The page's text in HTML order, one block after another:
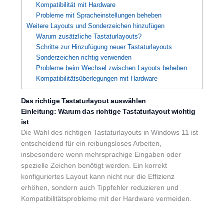
Kompatibilität mit Hardware
Probleme mit Spracheinstellungen beheben
Weitere Layouts und Sonderzeichen hinzufügen
Warum zusätzliche Tastaturlayouts?
Schritte zur Hinzufügung neuer Tastaturlayouts
Sonderzeichen richtig verwenden
Probleme beim Wechsel zwischen Layouts beheben
Kompatibilitätsüberlegungen mit Hardware
Das richtige Tastaturlayout auswählen
Einleitung: Warum das richtige Tastaturlayout wichtig
ist
Die Wahl des richtigen Tastaturlayouts in Windows 11 ist
entscheidend für ein reibungsloses Arbeiten,
insbesondere wenn mehrsprachige Eingaben oder
spezielle Zeichen benötigt werden. Ein korrekt
konfiguriertes Layout kann nicht nur die Effizienz
erhöhen, sondern auch Tippfehler reduzieren und
Kompatibilitätsprobleme mit der Hardware vermeiden.